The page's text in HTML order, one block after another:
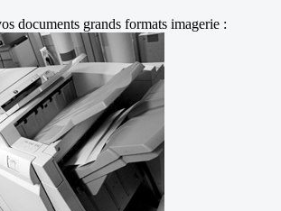
documents grands formats imagerie :